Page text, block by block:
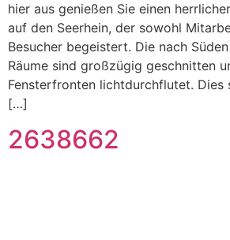
hier aus genießen Sie einen
auf den Seerhein, der sowohl
Besucher begeistert. Die nach
Räume sind großzügig geschnitten
Fensterfronten lichtdurchflutet.
[…]
2638662